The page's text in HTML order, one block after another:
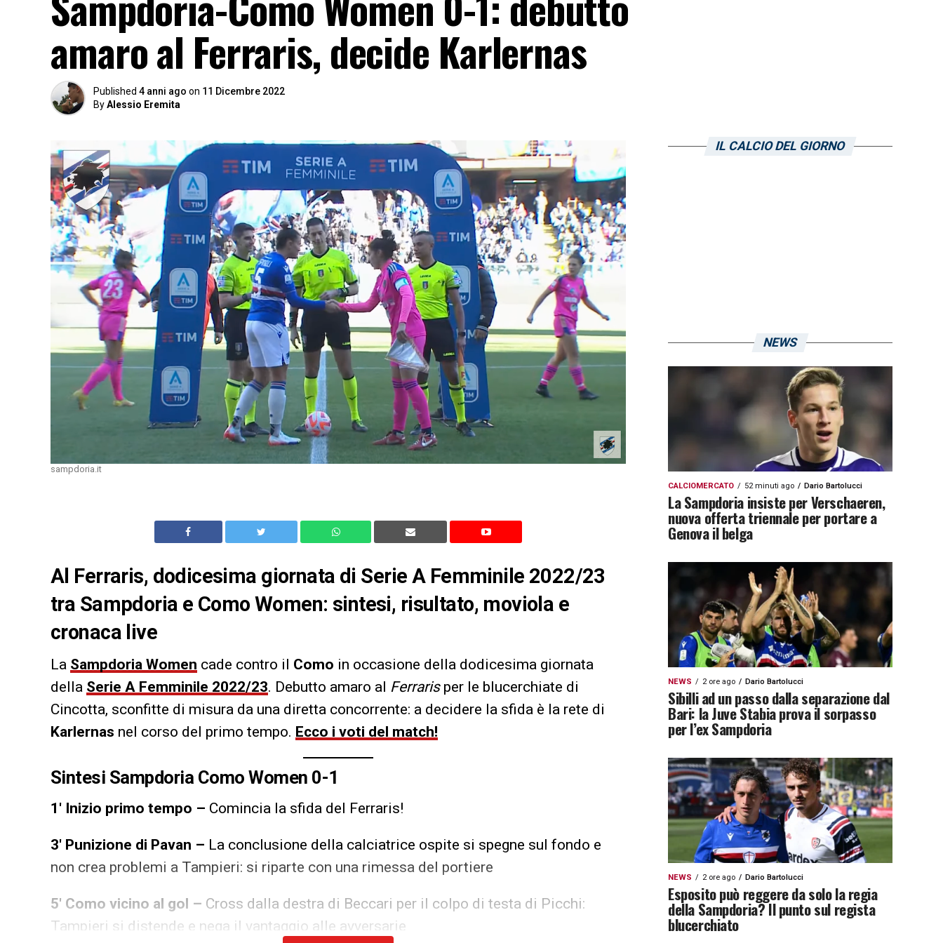
amaro al Ferraris, decide Karlernas
Published 4 anni ago on 11 Dicembre 2022
ByAlessio Eremita
sampdoria.it
Al Ferraris, dodicesima giornata di Serie A Femminile 2022/23
tra Sampdoria e Como Women: sintesi, risultato, moviola e
cronaca live
La Sampdoria Women cade contro il Como in occasione della dodicesima giornata
della Serie A Femminile 2022/23. Debutto amaro al Ferraris per le blucerchiate di
Cincotta, sconfitte di misura da una diretta concorrente: a decidere la sfida è la rete di
Karlernas nel corso del primo tempo. Ecco i voti del match!
Sintesi Sampdoria Como Women 0-1
1′ Inizio primo tempo – Comincia la sfida del Ferraris!
3′ Punizione di Pavan – La conclusione della calciatrice ospite si spegne sul fondo e
non crea problemi a Tampieri: si riparte con una rimessa del portiere
5′ Como vicino al gol – Cross dalla destra di Beccari per il colpo di testa di Picchi:
Tampieri si distende e nega il vantaggio alle avversarie
IL CALCIO DEL GIORNO
NEWS
CALCIOMERCATO 52 minuti ago Dario Bartolucci
La Sampdoria insiste per Verschaeren,
nuova offerta triennale per portare a
Genova il belga
NEWS 2 ore ago Dario Bartolucci
Sibilli ad un passo dalla separazione dal
Bari: la Juve Stabia prova il sorpasso
per l’ex Sampdoria
NEWS 2 ore ago Dario Bartolucci
Esposito può reggere da solo la regia
della Sampdoria? Il punto sul regista
blucerchiato